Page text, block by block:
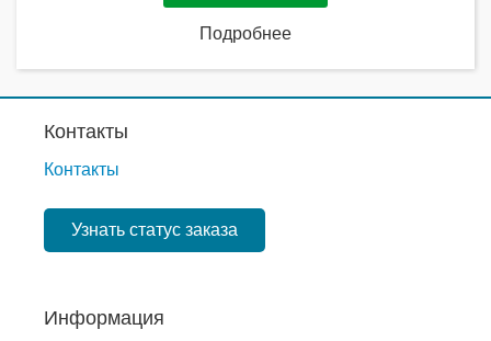
Подробнее
Контакты
Контакты
Узнать статус заказа
Информация